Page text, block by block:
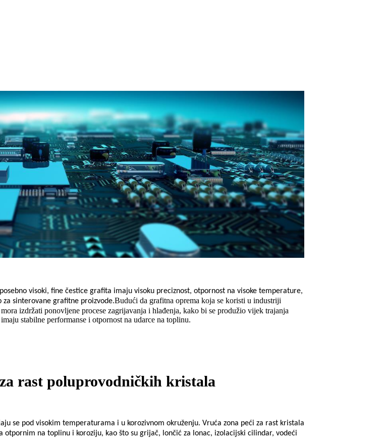
visoki, fine čestice grafita imaju visoku preciznost, otpornost na visoke temperature,
sinterovane grafitne proizvode.Budući da grafitna oprema koja se koristi u industriji
izdržati ponovljene procese zagrijavanja i hlađenja, kako bi se produžio vijek trajanja
stabilne performanse i otpornost na udarce na toplinu.
rast poluprovodničkih kristala
se pod visokim temperaturama i u korozivnom okruženju. Vruća zona peći za rast kristala
na toplinu i koroziju, kao što su grijač, lončić za lonac, izolacijski cilindar, vodeći